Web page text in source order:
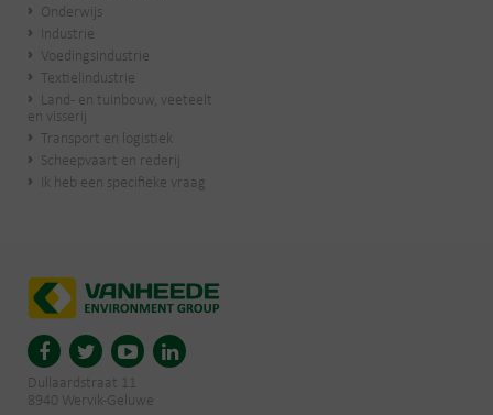
Onderwijs
Industrie
Voedingsindustrie
Textielindustrie
Land- en tuinbouw, veeteelt
en visserij
Transport en logistiek
Scheepvaart en rederij
Ik heb een specifieke vraag
Dullaardstraat 11
8940 Wervik-Geluwe